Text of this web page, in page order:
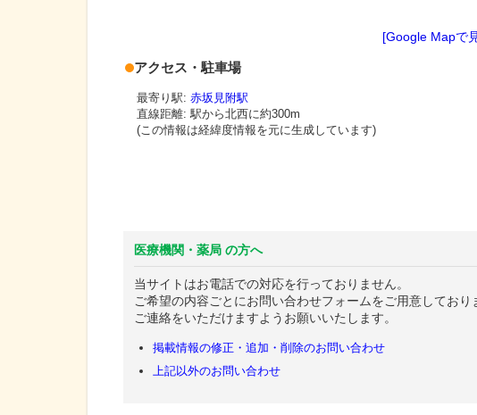
[Google Mapで
アクセス・駐車場
最寄り駅: 赤坂見附駅
直線距離: 駅から北西に約300m
(この情報は経緯度情報を元に生成しています)
医療機関・薬局 の方へ
当サイトはお電話での対応を行っておりません。
ご希望の内容ごとにお問い合わせフォームをご用意してお
ご連絡をいただけますようお願いいたします。
掲載情報の修正・追加・削除のお問い合わせ
上記以外のお問い合わせ